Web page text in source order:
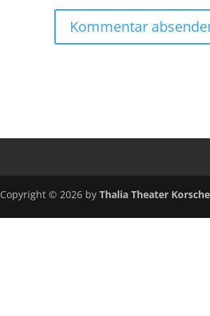
Copyright © 2026 by Thalia Theater